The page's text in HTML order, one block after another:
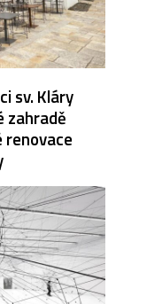
sv. Kláry
zahradě
renovace